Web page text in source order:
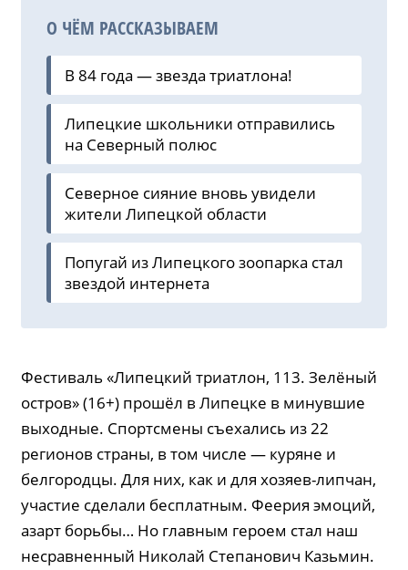
О ЧЁМ РАССКАЗЫВАЕМ
В 84 года — звезда триатлона!
Липецкие школьники отправились
на Северный полюс
Северное сияние вновь увидели
жители Липецкой области
Попугай из Липецкого зоопарка стал
звездой интернета
Фестиваль «Липецкий триатлон, 113. Зелёный
остров» (16+) прошёл в Липецке в минувшие
выходные. Спортсмены съехались из 22
регионов страны, в том числе — куряне и
белгородцы. Для них, как и для хозяев-липчан,
участие сделали бесплатным. Феерия эмоций,
азарт борьбы… Но главным героем стал наш
несравненный Николай Степанович Казьмин.